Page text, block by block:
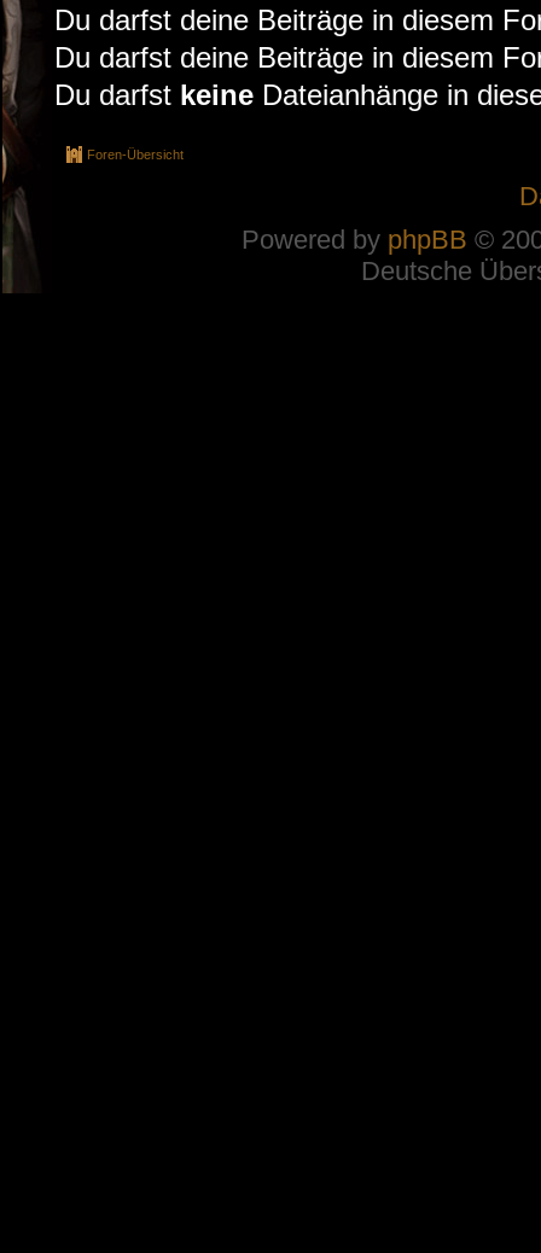
Du darfst deine Beiträge in diesem
Du darfst deine Beiträge in diesem
Du darfst keine Dateianhänge in
Foren-Übersicht
Powered by phpBB ©
Deutsche